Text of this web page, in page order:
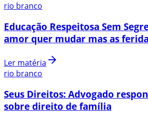
rio branco
Educação Respeitosa Sem
amor quer mudar mas as
Ler matéria
rio branco
Seus Direitos: Advogado
sobre direito de família